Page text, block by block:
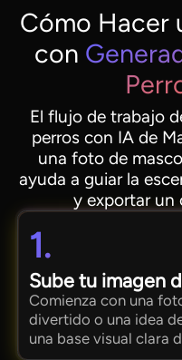
Cómo Hacer
con
El flujo de trabajo
perros con IA de
una foto de
ayuda a guiar la
y exportar un
1.
Sube tu imagen
Comienza con una
divertido o una idea
una base visual clara